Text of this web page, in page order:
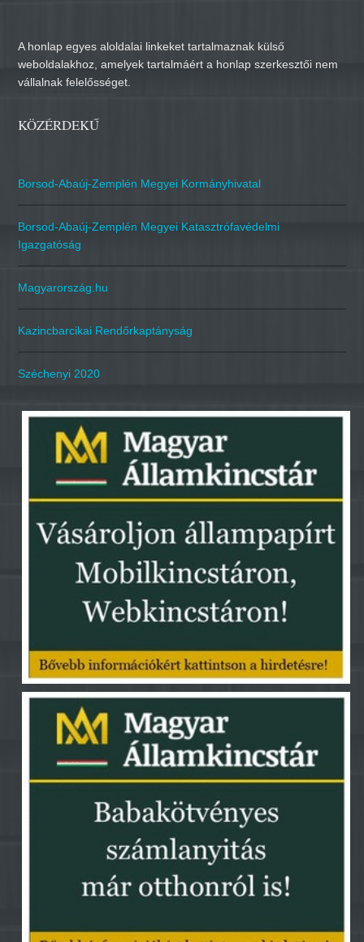
A honlap egyes aloldalai linkeket tartalmaznak külső
weboldalakhoz, amelyek tartalmáért a honlap szerkesztői nem
vállalnak felelősséget.
KÖZÉRDEKŰ
Borsod-Abaúj-Zemplén Megyei Kormányhivatal
Borsod-Abaúj-Zemplén Megyei Katasztrófavédelmi
Igazgatóság
Magyarország.hu
Kazincbarcikai Rendőrkaptányság
Széchenyi 2020